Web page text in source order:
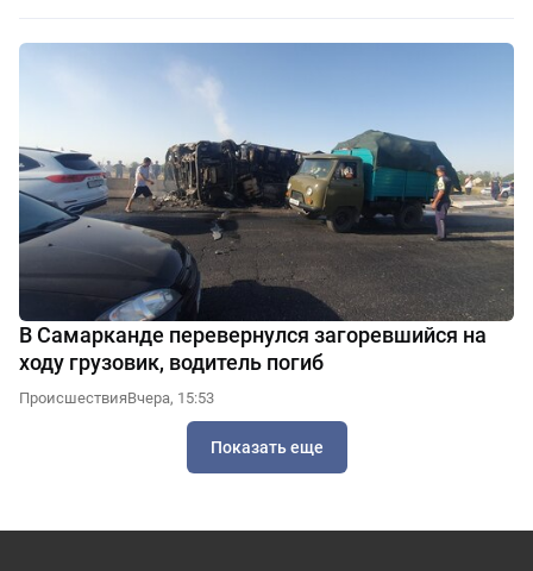
В Самарканде перевернулся загоревшийся на
ходу грузовик, водитель погиб
ПроисшествияВчера, 15:53
Показать еще